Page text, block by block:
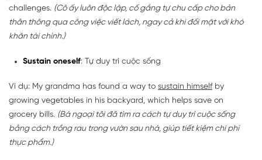
challenges. (Cô ấy luôn độc lập, cố gắng tự chu cấp cho bản
thân thông qua công việc viết lách, ngay cả khi đối mặt với khó
khăn tài chính.)
Sustain oneself: Tự duy trì cuộc sống
Ví dụ: My grandma has found a way to sustain himselfby
growing vegetables in his backyard, which helps save on
grocery bills. (Bà ngoại tôi đã tìm ra cách tự duy trì cuộc sống
bằng cách trồng rau trong vườn sau nhà, giúp tiết kiệm chi phí
thực phẩm.)